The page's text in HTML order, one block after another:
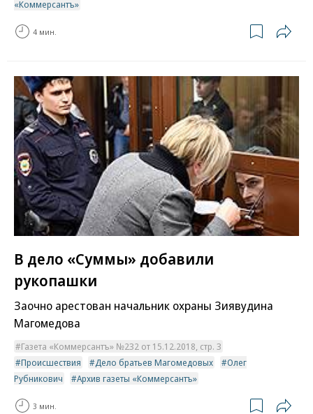
«Коммерсантъ»
4 мин.
В дело «Суммы» добавили
рукопашки
Заочно арестован начальник охраны Зиявудина
Магомедова
Газета «Коммерсантъ» №232 от 15.12.2018, стр. 3
Происшествия
Дело братьев Магомедовых
Олег
Рубникович
Архив газеты «Коммерсантъ»
3 мин.